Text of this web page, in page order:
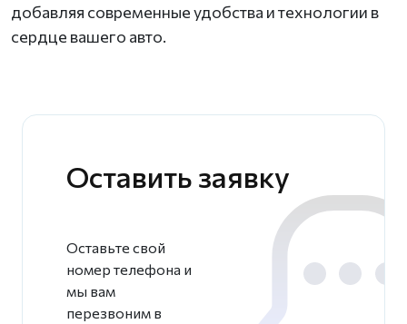
добавляя современные удобства и технологии в
сердце вашего авто.
Оставить заявку
Оставьте свой
номер телефона и
мы вам
перезвоним в